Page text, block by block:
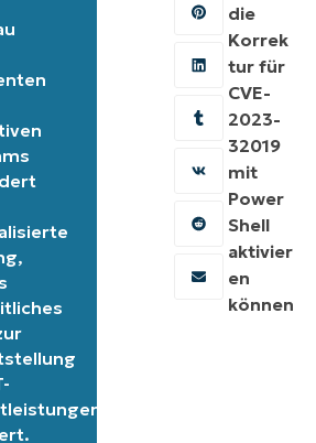
die
Korrek
tur für
CVE-
2023-
32019
mit
Power
Shell
aktivier
en
können